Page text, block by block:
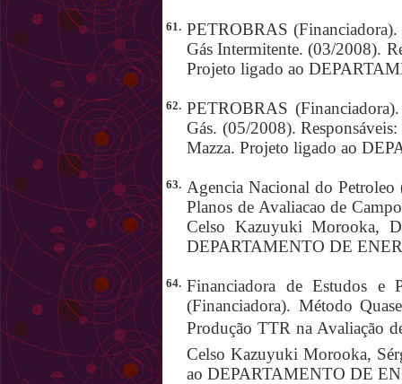
61. PETROBRAS (Financiadora).
Gás Intermitente. (03/2008).
Projeto ligado ao
62. PETROBRAS
Gás. (05/2008).
Mazza. Projeto ligado ao
63. Agencia Nacional do
Planos de Avaliacao de
Celso Kazuyuki Morooka,
DEPARTAMENTO DE
64. Financiadora de Estudos e
(Financiadora). Método
Produção TTR na Avaliação
Celso Kazuyuki Morooka,
ao DEPARTAMENTO DE